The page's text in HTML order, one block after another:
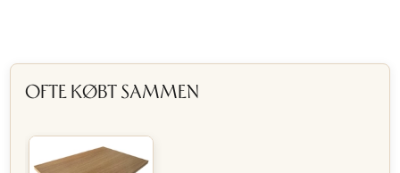
OFTE KØBT SAMMEN